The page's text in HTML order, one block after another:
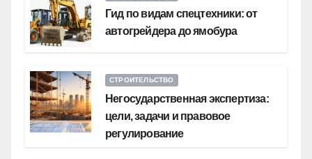
Гид по видам спецтехники: от
автогрейдера до ямобура
СТРОИТЕЛЬСТВО
Негосударственная экспертиза:
цели, задачи и правовое
регулирование